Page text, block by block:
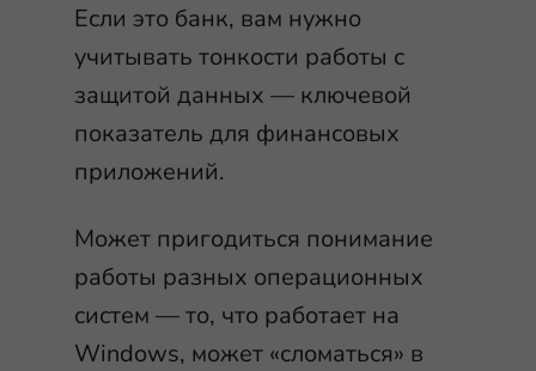
Если это банк, вам нужно
учитывать тонкости работы с
защитой данных — ключевой
показатель для финансовых
приложений.
Может пригодиться понимание
работы разных операционных
систем — то, что работает на
Windows, может «сломаться» в